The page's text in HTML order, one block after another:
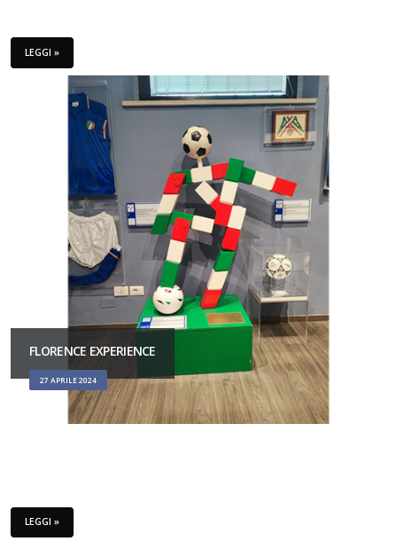
LEGGI »
FLORENCE EXPERIENCE
27 APRILE 2024
LEGGI »